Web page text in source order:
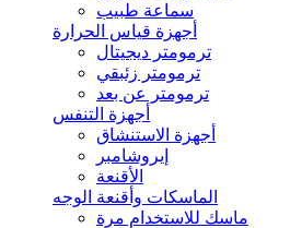
سماعة طبيب
أجهزة قياس الحرارة
ترمومتر ديجيتال
ترمومتر زئبقي
ترمومتر عن بعد
أجهزة التنفس
أجهزة الاستنشاق
إيروشامبر
الأقنعة
الماسكات وأقنعة الوجه
ماسك للاستخدام مرة